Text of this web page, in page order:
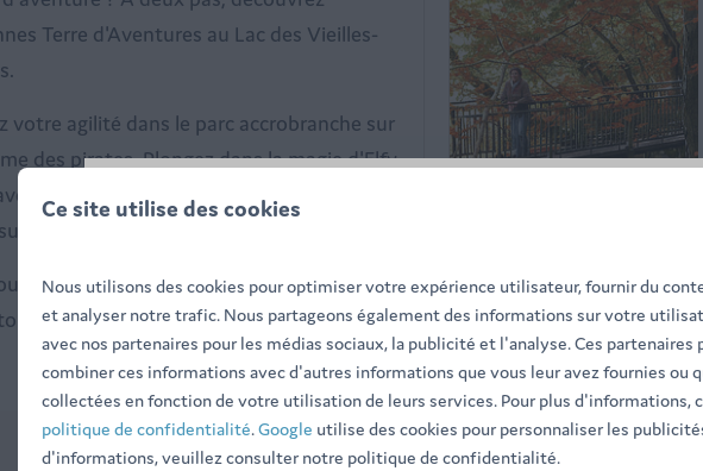
Terre d'Aventures au Lac des Vieilles-
votre agilité dans le parc accrobranche sur
des pirates. Plongez dans la magie d'Elfy
les plus jeunes. En été, rafraîchissez-
le parc aquatique gonflable WiSplash.
de sensations et de rires garantis
la famille
Plus
☀️
L'été n'est pas encore fini !
entre le 15 août et le 30
septembre et bénéficiez de
réductions exclusives
jusqu'à -
Ce site utilise des cookies
Nous utilisons des cookies pour optimiser votre expérience utilisateur, fournir du
et analyser notre trafic. Nous partageons également des informations sur votre
avec nos partenaires pour les médias sociaux, la publicité et l'analyse. Ces partenaires
combiner ces informations avec d'autres informations que vous leur avez fournies ou
collectées en fonction de votre utilisation de leurs services. Pour plus d'informations,
politique de confidentialité.Google utilise des cookies pour personnaliser les
d'informations, veuillez consulter notre politique de confidentialité.